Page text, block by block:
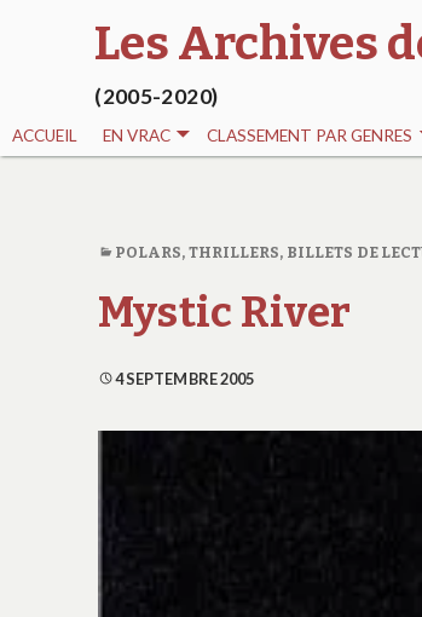
Les Archives
(2005-2020)
ACCUEIL EN VRAC CLASSEMENT PAR GENRES
POLARS, THRILLERS, BILLETS DE
Mystic River
4 SEPTEMBRE 2005